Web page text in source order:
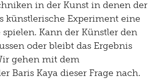
in der Kunst in denen der
künstlerische Experiment eine
spielen. Kann der Künstler den
oder bleibt das Ergebnis
gehen mit dem
Baris Kaya dieser Frage nach.